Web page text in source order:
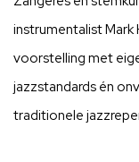
instrumentalist Mark
voorstelling met
jazzstandards én
traditionele